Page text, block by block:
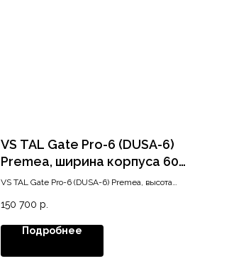
VS TAL Gate Pro-6 (DUSA-6)
Premea, ширина корпуса 600
мм, высота 1950-2150 мм,
VS TAL Gate Pro-6 (DUSA-6) Premea, высота
150 700 р.
Подробнее